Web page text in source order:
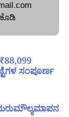
ಸಂಪೂರ್ಣ
ಮರುಮೌಲ್ಯಮಾಪನ